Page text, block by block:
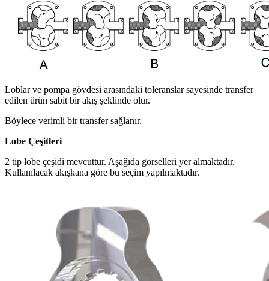
Loblar ve pompa gövdesi arasındaki toleranslar sayesinde transfer
edilen ürün sabit bir akış şeklinde olur.
Böylece verimli bir transfer sağlanır.
Lobe Çeşitleri
2 tip lobe çeşidi mevcuttur. Aşağıda görselleri yer almaktadır.
Kullanılacak akışkana göre bu seçim yapılmaktadır.